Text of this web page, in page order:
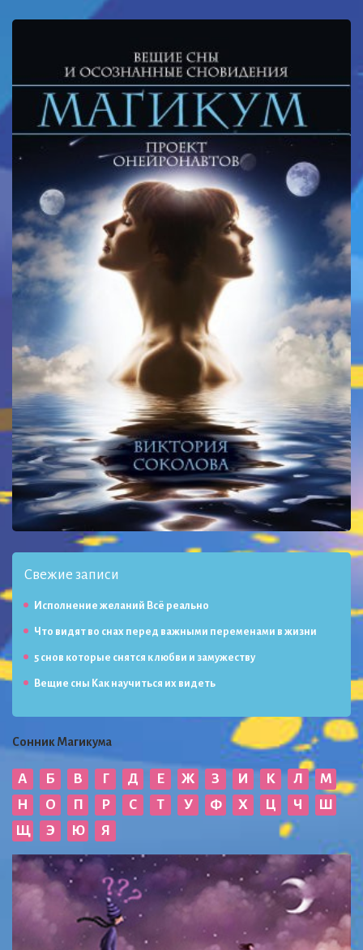
Свежие записи
Исполнение желаний Всё реально
Что видят во снах перед важными переменами в жизни
5 снов которые снятся к любви и замужеству
Вещие сны Как научиться их видеть
Сонник Магикума
А Б В Г Д Е Ж З И К Л
М
Н
О П Р С Т У Ф Х Ц Ч
Ш
Щ
Э Ю Я